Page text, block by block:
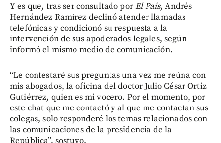
Y es que, tras ser consultado porEl País, Andrés
Hernández Ramírez declinó atender llamadas
telefónicas y condicionó su respuesta a la
intervención de sus apoderados legales, según
informó el mismo medio de comunicación.
“Le contestaré sus preguntas una vez me reúna con
mis abogados, la oficina del doctor Julio César Ortiz
Gutiérrez, quien es mi vocero. Por el momento, por
este chat que me contactó y al que me contactan sus
colegas, solo responderé los temas relacionados con
las comunicaciones de la presidencia de la
República”, sostuvo.